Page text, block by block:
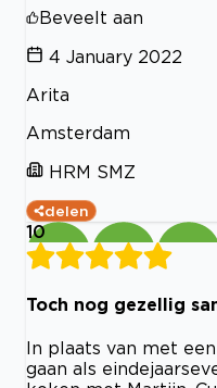
Beveelt aan
4 January 2022
Arita
Amsterdam
HRM SMZ
delen
10
Toch nog gezellig
In plaats van met
gaan als